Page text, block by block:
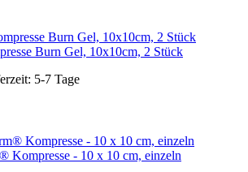
Burn Gel, 10x10cm, 2 Stück
5-7 Tage
Kompresse - 10 x 10 cm, einzeln